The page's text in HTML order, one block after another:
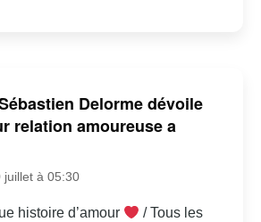
Delorme dévoile
relation amoureuse a
juillet à 05:30
histoire d’amour
/ Tous les